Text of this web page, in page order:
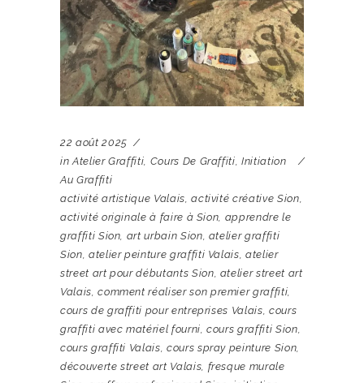
22 août 2025
in Atelier Graffiti, Cours De Graffiti,Initiation
Au Graffiti
activité artistique Valais,activité créative Sion,
activité originale à faire à Sion, apprendre le
graffiti Sion, art urbain Sion, atelier graffiti
Sion, atelier peinture graffiti Valais,atelier
street art pour débutants Sion, atelier street art
Valais,comment réaliser son premier graffiti,
cours de graffiti pour entreprises Valais, cours
graffiti avec matériel fourni,cours graffiti Sion,
cours graffiti Valais, cours spray peinture Sion,
découverte street art Valais, fresque murale